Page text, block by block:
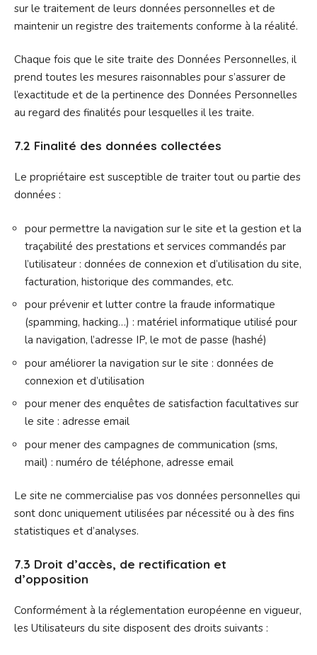
sur le traitement de leurs données personnelles et de
maintenir un registre des traitements conforme à la réalité.
Chaque fois que le site traite des Données Personnelles, il
prend toutes les mesures raisonnables pour s’assurer de
l’exactitude et de la pertinence des Données Personnelles
au regard des finalités pour lesquelles il les traite.
7.2 Finalité des données collectées
Le propriétaire est susceptible de traiter tout ou partie des
données :
pour permettre la navigation sur le site et la gestion et la
traçabilité des prestations et services commandés par
l’utilisateur : données de connexion et d’utilisation du site,
facturation, historique des commandes, etc.
pour prévenir et lutter contre la fraude informatique
(spamming, hacking…) : matériel informatique utilisé pour
la navigation, l’adresse IP, le mot de passe (hashé)
pour améliorer la navigation sur le site : données de
connexion et d’utilisation
pour mener des enquêtes de satisfaction facultatives sur
le site : adresse email
pour mener des campagnes de communication (sms,
mail) : numéro de téléphone, adresse email
Le site ne commercialise pas vos données personnelles qui
sont donc uniquement utilisées par nécessité ou à des fins
statistiques et d’analyses.
7.3 Droit d’accès, de rectification et
d’opposition
Conformément à la réglementation européenne en vigueur,
les Utilisateurs du site disposent des droits suivants :